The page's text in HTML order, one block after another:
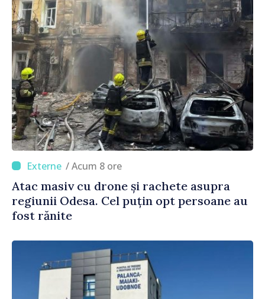
/ Acum 8 ore
Atac masiv cu drone și rachete asupra
regiunii Odesa. Cel puțin opt persoane au
fost rănite